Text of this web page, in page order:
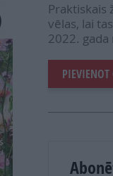
Praktiskais
vēlas, lai
2022. gada